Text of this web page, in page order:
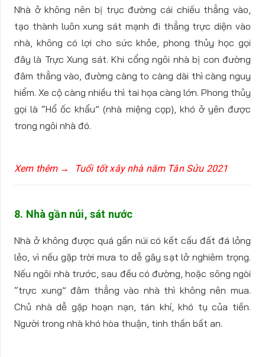
Nhà ở không nên bị trục đường cái chiếu thẳng vào,
tạo thành luôn xung sát mạnh đi thẳng trực diện vào
nhà, không có lợi cho sức khỏe, phong thủy học gọi
đây là Trực Xung sát. Khi cổng ngôi nhà bị con đường
đâm thẳng vào, đường càng to càng dài thì càng nguy
hiểm. Xe cộ càng nhiều thì tai họa càng lớn. Phong thủy
gọi là “Hổ ốc khẩu” (nhà miệng cọp), khó ở yên được
trong ngôi nhà đó.
Xem thêm → Tuổi tốt xây nhà năm Tân Sửu 2021
8. Nhà gần núi, sát nước
Nhà ở không được quá gần núi có kết cấu đất đá lỏng
lẻo, vì nếu gặp trời mưa to dễ gây sạt lở nghiêm trọng.
Nếu ngôi nhà trước, sau đều có đường, hoặc sông ngòi
“trực xung” đâm thẳng vào nhà thì không nên mua.
Chủ nhà dễ gặp hoạn nạn, tán khí, khó tụ của tiền.
Người trong nhà khó hòa thuận, tinh thần bất an.